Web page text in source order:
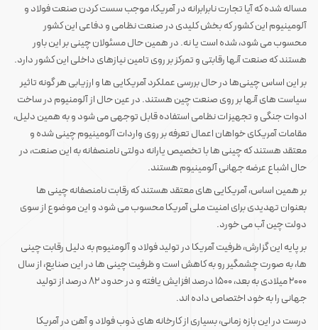
مساله شده که آیا تجارت نابرابرانه در آمریکا، موجب سست کردن صنعت فولاد و
آلومینیوم این کشور که بخش کلیدی در صنعت نظامی و دفاعی این کشور
محسوب می شود، شده است یا نه. در همین حال مسئولان چینی بر این باور
هستند که صنعت آنها رقابتی و تمرکز بر روی تامین نیازهای داخلی این کشور دارد.
بر این اساس چینی‌ها در حال بررسی عملکرد آمریکایی ها و ارزیابی هر گونه تاثیر
سیاست های آنها بر روی صنعت چین هستند. در عین حال از آلومنیوم در ساخت
ادوات جنگی و تجهیزات نظامی استفاده قابل توجهی می شود و به همین دلیل،
مقامات آمریکای خواهان اعمال تعرفه بر روی واردات آلومینیوم چینی شده و
معتقد هستند که چینی ها با تخصیص یارانه دولتی نامنصفانه به این صنعت، در
حال اشباع عرضه جهانی آلومینیوم هستند.
بر همین اساس، آمریکایی های معتقد هستند که رقابت نامنصفانه چینی ها
بعنوان تهدیدی برای امنیت ملی آمریکا محسوب می شود و این موضوع از سوی
دولت چین آب می خورد.
بر پایه این گزارش، ظرفیت آمریکا در تولید فولاد و آلومنیوم به دلیل رقابت چینی
ها، به صورت چشمگیر رو به کاهش است و ظرفیت چینی ها در این صنایع، از سال
۲۰۰۰ میلادی به بعد، ۱۵۰۰ درصد افزایش یافته و در حدود ۸۲ درصد از تولید
جهانی را به خود اختصاص داده اند.
درست در این بازه زمانی، بسیاری از کارخانه های ذوب فولاد و آهن در آمریکا